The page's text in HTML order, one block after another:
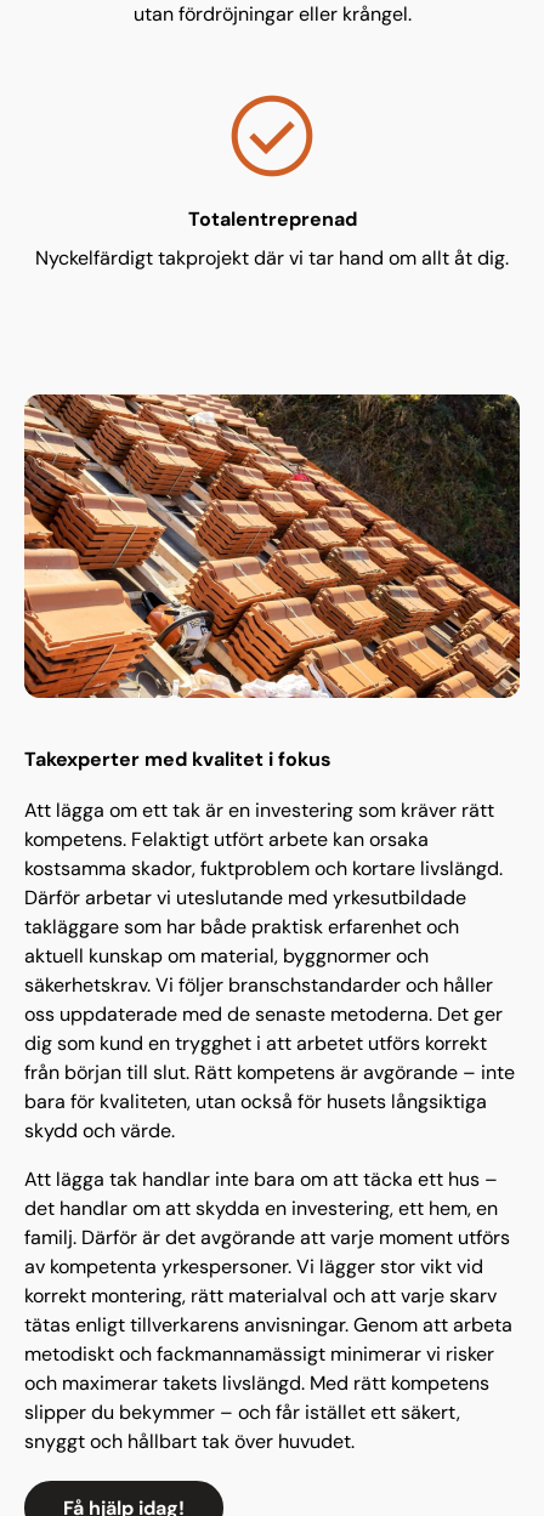
utan fördröjningar eller krångel.
check_circle
Totalentreprenad
Nyckelfärdigt takprojekt där vi tar hand om allt åt dig.
Takexperter med kvalitet i fokus
Att lägga om ett tak är en investering som kräver rätt
kompetens. Felaktigt utfört arbete kan orsaka
kostsamma skador, fuktproblem och kortare livslängd.
Därför arbetar vi uteslutande med yrkesutbildade
takläggare som har både praktisk erfarenhet och
aktuell kunskap om material, byggnormer och
säkerhetskrav. Vi följer branschstandarder och håller
oss uppdaterade med de senaste metoderna. Det ger
dig som kund en trygghet i att arbetet utförs korrekt
från början till slut. Rätt kompetens är avgörande – inte
bara för kvaliteten, utan också för husets långsiktiga
skydd och värde.
Att lägga tak handlar inte bara om att täcka ett hus –
det handlar om att skydda en investering, ett hem, en
familj. Därför är det avgörande att varje moment utförs
av kompetenta yrkespersoner. Vi lägger stor vikt vid
korrekt montering, rätt materialval och att varje skarv
tätas enligt tillverkarens anvisningar. Genom att arbeta
metodiskt och fackmannamässigt minimerar vi risker
och maximerar takets livslängd. Med rätt kompetens
slipper du bekymmer – och får istället ett säkert,
snyggt och hållbart tak över huvudet.
Få hjälp idag!